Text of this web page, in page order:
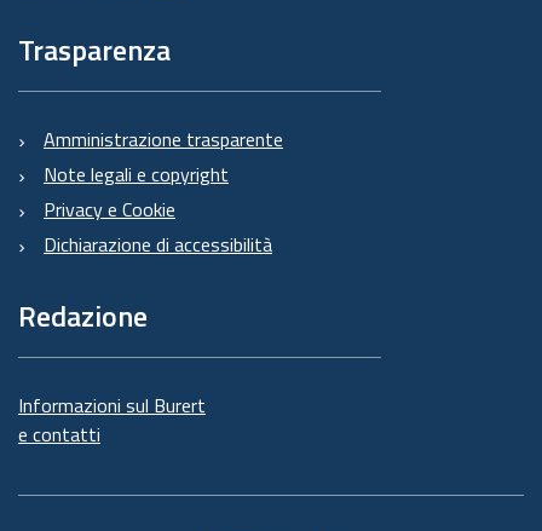
Trasparenza
Amministrazione trasparente
Note legali e copyright
Privacy e Cookie
Dichiarazione di accessibilità
Redazione
Informazioni sul Burert
e contatti